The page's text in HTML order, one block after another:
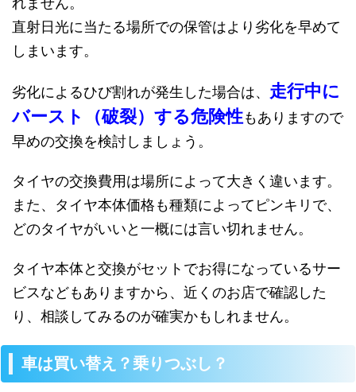
直射日光に当たる場所での保管はより劣化を早めて
しまいます。
劣化によるひび割れが発生した場合は、 走行中に
バースト（破裂）する危険性もありますので
早めの交換を検討しましょう。
タイヤの交換費用は場所によって大きく違います。
また、タイヤ本体価格も種類によってピンキリで、
どのタイヤがいいと一概には言い切れません。
タイヤ本体と交換がセットでお得になっているサー
ビスなどもありますから、近くのお店で確認した
り、相談してみるのが確実かもしれません。
車は買い替え？乗りつぶし？